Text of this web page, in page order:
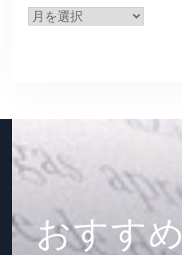
ア
おすすめ